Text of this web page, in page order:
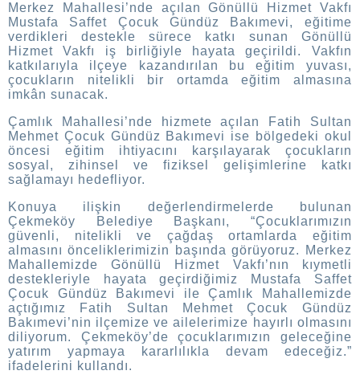
Merkez Mahallesi’nde açılan Gönüllü Hizmet Vakfı
Mustafa Saffet Çocuk Gündüz Bakımevi, eğitime
verdikleri destekle sürece katkı sunan Gönüllü
Hizmet Vakfı iş birliğiyle hayata geçirildi. Vakfın
katkılarıyla ilçeye kazandırılan bu eğitim yuvası,
çocukların nitelikli bir ortamda eğitim almasına
imkân sunacak.
Çamlık Mahallesi’nde hizmete açılan Fatih Sultan
Mehmet Çocuk Gündüz Bakımevi ise bölgedeki okul
öncesi eğitim ihtiyacını karşılayarak çocukların
sosyal, zihinsel ve fiziksel gelişimlerine katkı
sağlamayı hedefliyor.
Konuya ilişkin değerlendirmelerde bulunan
Çekmeköy Belediye Başkanı, “Çocuklarımızın
güvenli, nitelikli ve çağdaş ortamlarda eğitim
almasını önceliklerimizin başında görüyoruz. Merkez
Mahallemizde Gönüllü Hizmet Vakfı’nın kıymetli
destekleriyle hayata geçirdiğimiz Mustafa Saffet
Çocuk Gündüz Bakımevi ile Çamlık Mahallemizde
açtığımız Fatih Sultan Mehmet Çocuk Gündüz
Bakımevi’nin ilçemize ve ailelerimize hayırlı olmasını
diliyorum. Çekmeköy’de çocuklarımızın geleceğine
yatırım yapmaya kararlılıkla devam edeceğiz.”
ifadelerini kullandı.